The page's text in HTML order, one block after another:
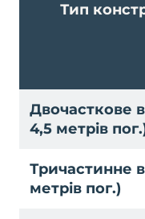
Тип
Двочасткове
4,5 метрів
Тричастинне
метрів пог.)